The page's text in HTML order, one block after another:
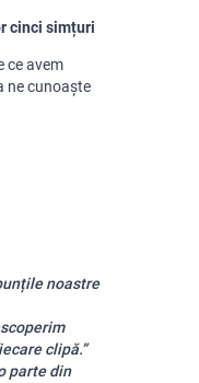
cinci simțuri
ce avem
ne cunoaște
noastre
clipă.”
parte din